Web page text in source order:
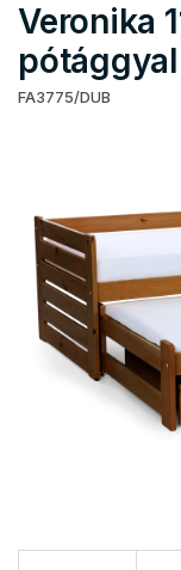
Veronika
FA3775/DUB